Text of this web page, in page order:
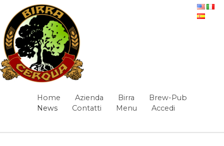
Salta al contenuto
Navigazione
Home Azienda Birra
Brew-Pub
News
Contatti Menu Accedi